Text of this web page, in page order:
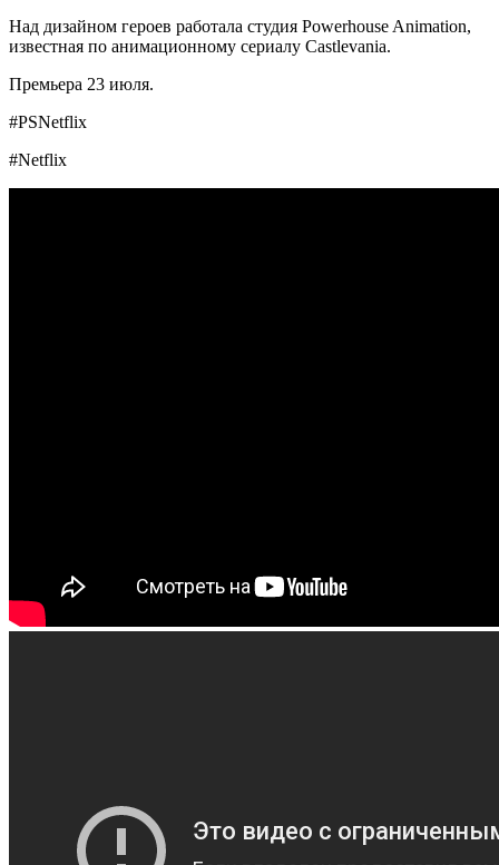
Над дизайном героев работала студия Powerhouse Animation,
известная по анимационному сериалу Castlevania.
Премьера 23 июля.
#PSNetflix
#Netflix